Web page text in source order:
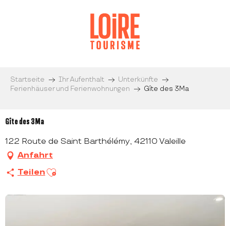
Startseite Ihr Aufenthalt
Unterkünfte
Ferienhäuser und Ferienwohnungen
Gîte des 3Ma
Gîte des 3Ma
122 Route de Saint Barthélémy, 42110 Valeille
Anfahrt
Teilen Ajouter aux favoris